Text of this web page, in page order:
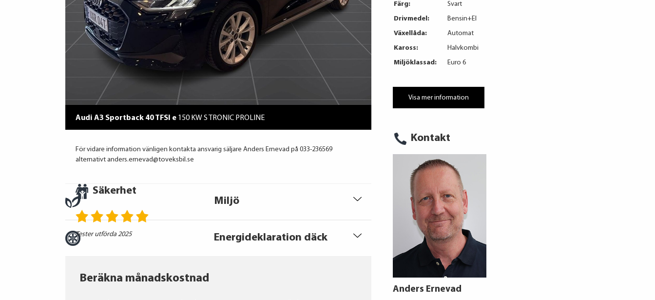
Audi A3 Sportback 40 TFSI e 150 KW S TRONIC PROLINE
För vidare information vänligen kontakta ansvarig säljare Anders Ernevad på 033-236569
alternativt anders.ernevad@toveksbil.se
Säkerhet
Tester utförda 2025
Miljö
Energideklaration däck
Beräkna månadskostnad
Färg:
Svart
Drivmedel:
Bensin+El
Växellåda:
Automat
Kaross:
Halvkombi
Miljöklassad:
Euro 6
Visa mer information
Kontakt
Anders Ernevad